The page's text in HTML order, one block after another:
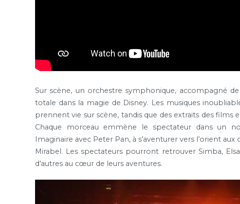
Sur scène, un orchestre symphonique, accompagné
totale dans la magie de Disney. Les musiques
prennent vie sur scène, tandis que des extraits des
Chaque morceau emmène le spectateur dans un
Imaginaire avec Peter Pan, à s’aventurer vers l’orient
Mirabel. Les spectateurs pourront retrouver Simba,
d’autres au cœur de leurs aventures.